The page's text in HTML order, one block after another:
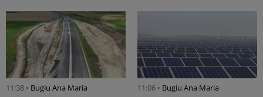
11:38 • Bugiu ⁠Ana Maria 11:06 • Bugiu ⁠Ana Maria